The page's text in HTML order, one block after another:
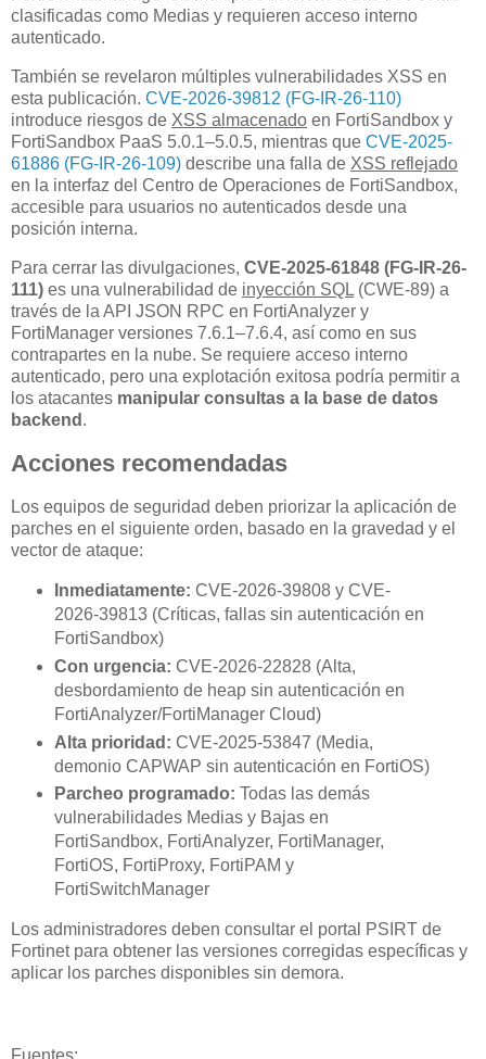
clasificadas como Medias y requieren acceso interno
autenticado.
También se revelaron múltiples vulnerabilidades XSS en
esta publicación. CVE-2026-39812 (FG-IR-26-110)
introduce riesgos de XSS almacenado en FortiSandbox y
FortiSandbox PaaS 5.0.1–5.0.5, mientras que CVE-2025-
61886 (FG-IR-26-109) describe una falla de XSS reflejado
en la interfaz del Centro de Operaciones de FortiSandbox,
accesible para usuarios no autenticados desde una
posición interna.
Para cerrar las divulgaciones, CVE-2025-61848 (FG-IR-26-
111) es una vulnerabilidad de inyección SQL (CWE-89) a
través de la API JSON RPC en FortiAnalyzer y
FortiManager versiones 7.6.1–7.6.4, así como en sus
contrapartes en la nube. Se requiere acceso interno
autenticado, pero una explotación exitosa podría permitir a
los atacantes manipular consultas a la base de datos
backend .
Acciones recomendadas
Los equipos de seguridad deben priorizar la aplicación de
parches en el siguiente orden, basado en la gravedad y el
vector de ataque:
Inmediatamente: CVE-2026-39808 y CVE-
2026-39813 (Críticas, fallas sin autenticación en
FortiSandbox)
Con urgencia: CVE-2026-22828 (Alta,
desbordamiento de heap sin autenticación en
FortiAnalyzer/FortiManager Cloud)
Alta prioridad: CVE-2025-53847 (Media,
demonio CAPWAP sin autenticación en FortiOS)
Parcheo programado: Todas las demás
vulnerabilidades Medias y Bajas en
FortiSandbox, FortiAnalyzer, FortiManager,
FortiOS, FortiProxy, FortiPAM y
FortiSwitchManager
Los administradores deben consultar el portal PSIRT de
Fortinet para obtener las versiones corregidas específicas y
aplicar los parches disponibles sin demora.